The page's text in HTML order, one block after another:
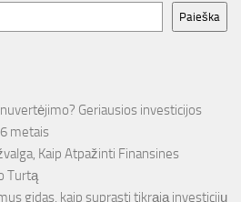
Paieška
Geriausios investicijos
metais
Kaip Atpažinti Finansines
Turtą
gidas, kaip suprasti tikrąją investicijų